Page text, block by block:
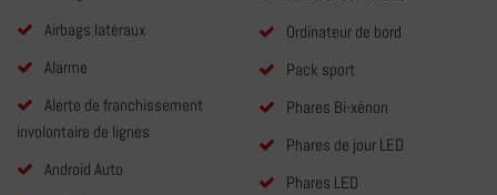
Airbags latéraux
Alarme
Alerte de franchissement
involontaire de lignes
Android Auto
Ordinateur de bord
Pack sport
Phares Bi-xénon
Phares de jour LED
Phares LED